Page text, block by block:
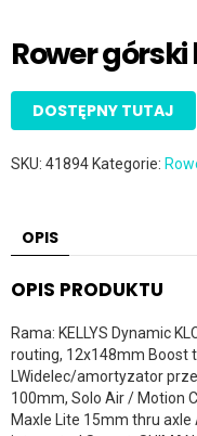
Rower górski
DOSTĘPNY TUTAJ
SKU: 41894Kategorie:
OPIS
OPIS PRODUKTU
Rama: KELLYS Dynamic
routing, 12x148mm Boost
LWidelec/amortyzator
100mm, Solo Air / Motion
Maxle Lite 15mm thru axle